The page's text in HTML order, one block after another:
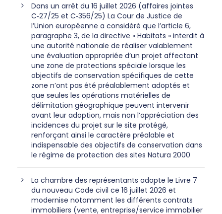
Dans un arrêt du 16 juillet 2026 (affaires jointes
C‑27/25 et C‑356/25) La Cour de Justice de
l’Union européenne a considéré que l’article 6,
paragraphe 3, de la directive « Habitats » interdit à
une autorité nationale de réaliser valablement
une évaluation appropriée d’un projet affectant
une zone de protections spéciale lorsque les
objectifs de conservation spécifiques de cette
zone n’ont pas été préalablement adoptés et
que seules les opérations matérielles de
délimitation géographique peuvent intervenir
avant leur adoption, mais non l’appréciation des
incidences du projet sur le site protégé,
renforçant ainsi le caractère préalable et
indispensable des objectifs de conservation dans
le régime de protection des sites Natura 2000
La chambre des représentants adopte le Livre 7
du nouveau Code civil ce 16 juillet 2026 et
modernise notamment les différents contrats
immobiliers (vente, entreprise/service immobilier